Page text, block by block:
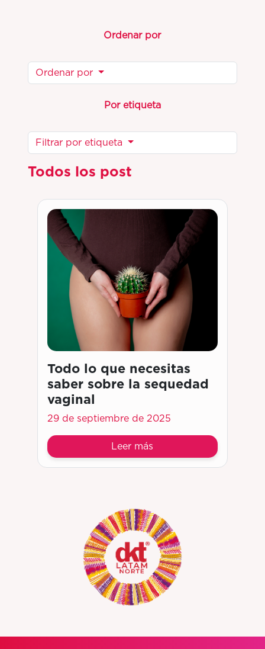
Ordenar por
Ordenar por
Por etiqueta
Filtrar por etiqueta
Todos los post
Todo lo que necesitas
saber sobre la sequedad
vaginal
29 de septiembre de 2025
Leer más